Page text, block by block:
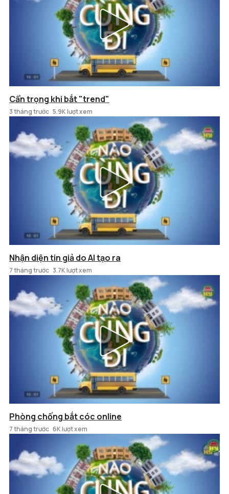
Cẩn trọng khi bắt "trend"
3 tháng trước 5.9K lượt xem
Nhận diện tin giả do AI tạo ra
7 tháng trước 3.7K lượt xem
Phòng chống bắt cóc online
7 tháng trước 6K lượt xem